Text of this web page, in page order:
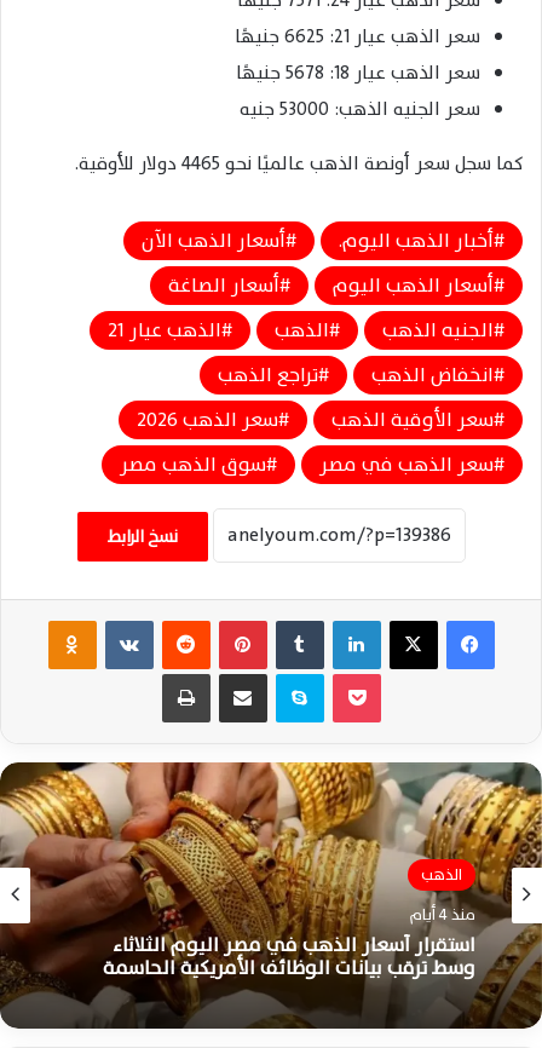
سعر الذهب عيار 21: 6625 جنيهًا
سعر الذهب عيار 18: 5678 جنيهًا
سعر الجنيه الذهب: 53000 جنيه
كما سجل سعر أونصة الذهب عالميًا نحو 4465 دولار للأوقية.
أخبار الذهب اليوم.
أسعار الذهب الآن
أسعار الذهب اليوم
أسعار الصاغة
الجنيه الذهب
الذهب
الذهب عيار 21
انخفاض الذهب
تراجع الذهب
سعر الأوقية الذهب
سعر الذهب 2026
سعر الذهب في مصر
سوق الذهب مصر
نسخ الرابط
فيسبوك ‫X لينكدإن بينتيريست ‏VKontakte
سكايب مشاركة عبر البريد طباعة
الذهب
منذ 4 أيام
استقرار أسعار الذهب في مصر اليوم الثلاثاء
وسط ترقب بيانات الوظائف الأمريكية الحاسمة